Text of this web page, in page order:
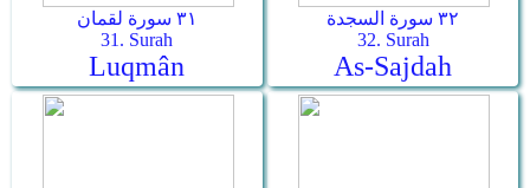
٣١ سورة لقمان
31. Surah
Luqmân
٣٢ سورة السجدة
32. Surah
As-­Sajdah